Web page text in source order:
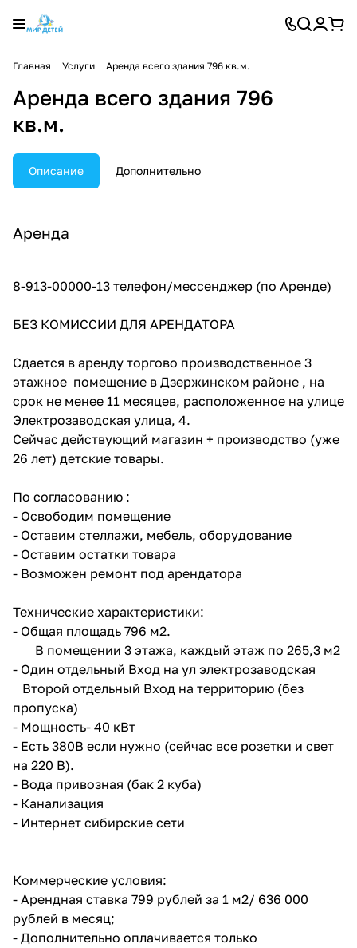
Главная Услуги Аренда всего здания 796 кв.м.
Аренда всего здания 796
кв.м.
Описание Дополнительно
Аренда
8-913-00000-13 телефон/мессенджер (по Аренде)
БЕЗ КОМИССИИ ДЛЯ АРЕНДАТОРА
Сдается в аренду торгово производственное 3
этажное помещение в Дзержинском районе , на
срок не менее 11 месяцев, расположенное на улице
Электрозаводская улица, 4.
Сейчас действующий магазин + производство (уже
26 лет) детские товары.
По согласованию :
- Освободим помещение
- Оставим стеллажи, мебель, оборудование
- Оставим остатки товара
- Возможен ремонт под арендатора
Технические характеристики:
- Общая площадь 796 м2.
В помещении 3 этажа, каждый этаж по 265,3 м2
- Один отдельный Вход на ул электрозаводская
Второй отдельный Вход на территорию (без
пропуска)
- Мощность- 40 кВт
- Есть 380В если нужно (сейчас все розетки и свет
на 220 В).
- Вода привозная (бак 2 куба)
- Канализация
- Интернет сибирские сети
Коммерческие условия:
- Арендная ставка 799 рублей за 1 м2/ 636 000
рублей в месяц;
- Дополнительно оплачивается только